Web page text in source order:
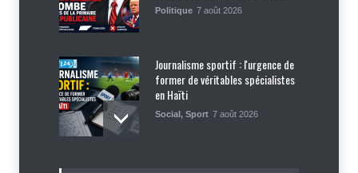
Politique 7 août 2026
Journalisme sportif : l'urgence de
former de véritables spécialistes
en Haïti
Social, Sport 7 août 2026